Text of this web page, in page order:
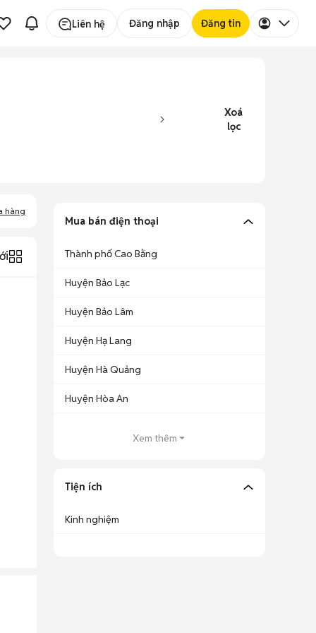
Liên hệ Đăng nhập Đăng tin
Xoá
lọc
hàng
Mua bán điện thoại
Thành phố Cao Bằng
Huyện Bảo Lạc
Huyện Bảo Lâm
Huyện Hạ Lang
Huyện Hà Quảng
Huyện Hòa An
Xem thêm
Tiện ích
Kinh nghiệm